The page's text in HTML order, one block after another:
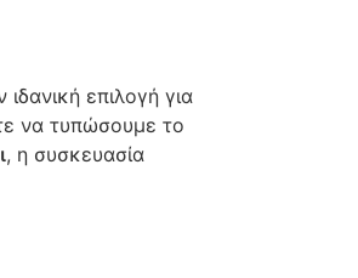
ιδανική επιλογή για
να τυπώσουμε το
, η συσκευασία